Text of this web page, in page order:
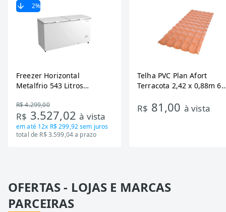
2%
Freezer Horizontal
Metalfrio 543 Litros
Tecnologia Inverter, Branco,
Bivolt
R$ 4.299,00
R$ 3.527,02à vista
em até 12x R$ 299,92sem juros
total de R$ 3.599,04 a prazo
Telha PVC Plan Afort
Terracota 2,42 x 0,88m 6
R$ 81,00 à vista
OFERTAS - LOJAS E MARCAS
PARCEIRAS